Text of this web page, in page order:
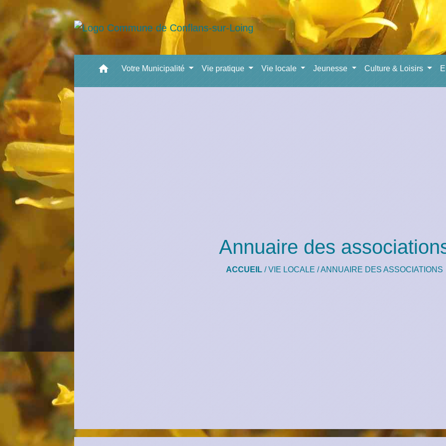
home Votre Municipalité Vie pratique Vie locale Jeunesse Culture & Loisirs
Annuaire des
ACCUEIL /VIE LOCALE /ANNUAIRE DES ASSOCIATIONS